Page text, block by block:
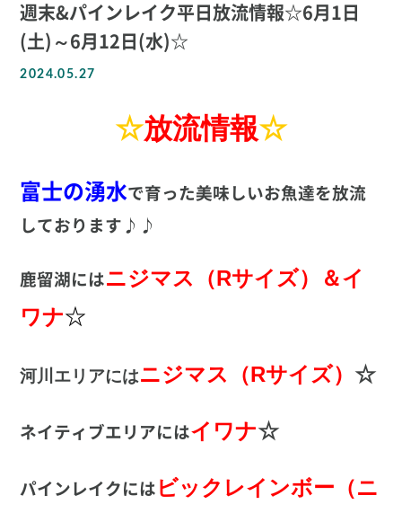
週末&パインレイク平日放流情報☆6月1日
(土)～6月12日(水)☆
2024.05.27
☆放流情報☆
富士の湧水で育った美味しいお魚達を放流
しております♪♪
鹿留湖にはニジマス（Rサイズ）＆イ
ワナ☆
河川エリアにはニジマス（Rサイズ） ☆
ネイティブエリアにはイワナ☆
パインレイクには ビックレインボー（ニ